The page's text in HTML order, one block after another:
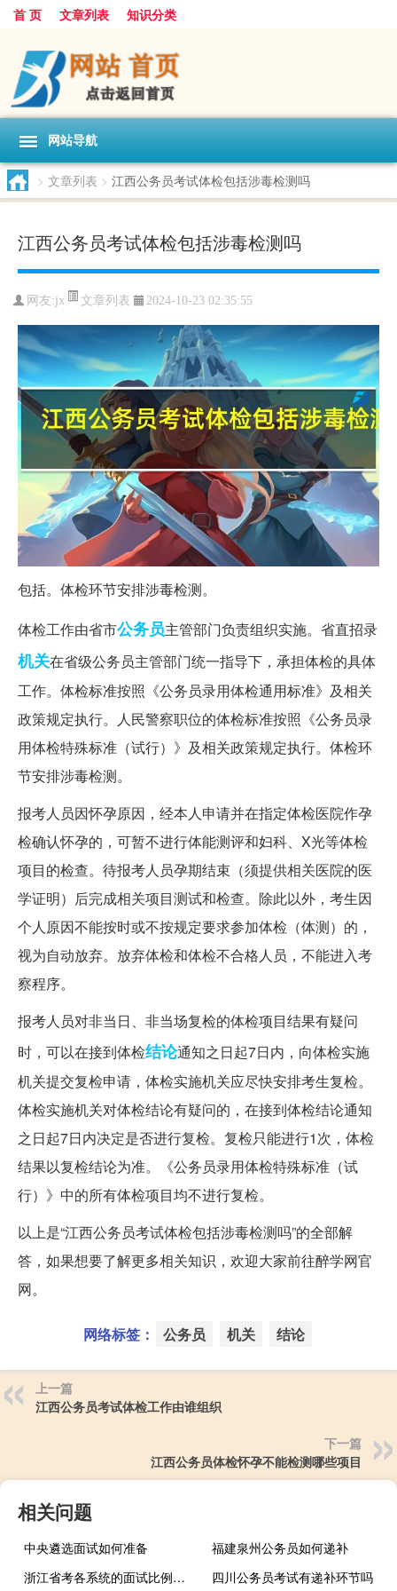
首 页 文章列表 知识分类
网站导航
> 文章列表 > 江西公务员考试体检包括涉毒检测吗
江西公务员考试体检包括涉毒检测吗
网友:jx 文章列表 2024-10-23 02:35:55
包括。体检环节安排涉毒检测。
体检工作由省市公务员主管部门负责组织实施。省直招录
机关在省级公务员主管部门统一指导下，承担体检的具体
工作。体检标准按照《公务员录用体检通用标准》及相关
政策规定执行。人民警察职位的体检标准按照《公务员录
用体检特殊标准（试行）》及相关政策规定执行。体检环
节安排涉毒检测。
报考人员因怀孕原因，经本人申请并在指定体检医院作孕
检确认怀孕的，可暂不进行体能测评和妇科、X光等体检
项目的检查。待报考人员孕期结束（须提供相关医院的医
学证明）后完成相关项目测试和检查。除此以外，考生因
个人原因不能按时或不按规定要求参加体检（体测）的，
视为自动放弃。放弃体检和体检不合格人员，不能进入考
察程序。
报考人员对非当日、非当场复检的体检项目结果有疑问
时，可以在接到体检结论通知之日起7日内，向体检实施
机关提交复检申请，体检实施机关应尽快安排考生复检。
体检实施机关对体检结论有疑问的，在接到体检结论通知
之日起7日内决定是否进行复检。复检只能进行1次，体检
结果以复检结论为准。《公务员录用体检特殊标准（试
行）》中的所有体检项目均不进行复检。
以上是“江西公务员考试体检包括涉毒检测吗”的全部解
答，如果想要了解更多相关知识，欢迎大家前往醉学网官
网。
网络标签： 公务员 机关 结论
上一篇
江西公务员考试体检工作由谁组织
下一篇
江西公务员体检怀孕不能检测哪些项目
相关问题
中央遴选面试如何准备
福建泉州公务员如何递补
浙江省考各系统的面试比例一样吗
四川公务员考试有递补环节吗